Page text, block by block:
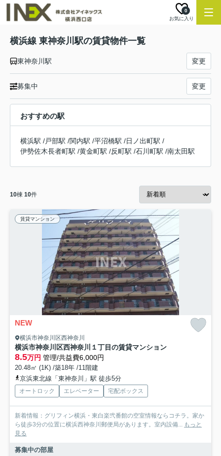
お気に入り
0
横浜線 東神奈川駅の賃貸物件一覧
東神奈川駅 変更
募集中 変更
おすすめの駅
横浜駅 /戸部駅 /関内駅 /平沼橋駅 /日ノ出町駅 /
伊勢佐木長者町駅 /黄金町駅 /反町駅 /石川町駅 /南太田駅
10棟 10件
賃貸マンション
NEW
横浜市神奈川区西神奈川
横浜市神奈川区西神奈川１丁目の賃貸マンション
8.5万円 管理/共益費6,000円
20.48㎡ (1K) /築18年 /11階建
京浜東北線「東神奈川」駅 徒歩5分
オートロック エレベーター 宅配ボックス
新着情報：グリフィン横浜・東白楽弐番館の空室情報ならコチラ。家か
ら徒歩3分の位置に横浜西神奈川郵便局があります。室内設備... もっと
見る
募集中の部屋